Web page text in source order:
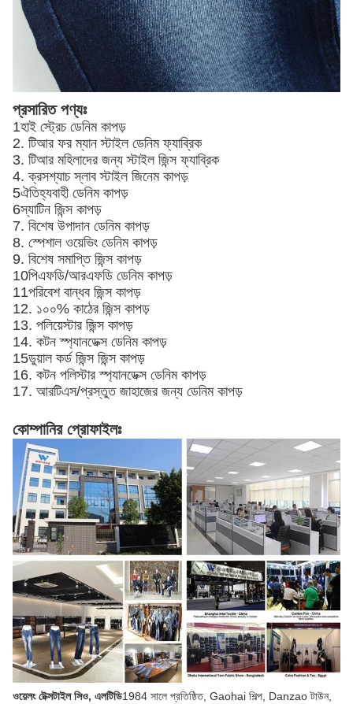
প্রসারিত পণ্যঃ
1হাই স্ট্রেচ ডেনিম কাপড়
2. টিআর ফর ম্যান স্টাইল ডেনিম ফ্যাব্রিক
3. টিআর মহিলাদের জন্য স্টাইল জিন্স ফ্যাব্রিক
4. ক্রসশ্যাচ স্লাব স্টাইল জিনেম কাপড়
5ঐতিহ্যবাহী ডেনিম কাপড়
6স্যাটিন জিন্স কাপড়
7. বিশেষ উপাদান ডেনিম কাপড়
8. স্পেশাল ওয়েভিং ডেনিম কাপড়
9. বিশেষ সমাপ্তি জিন্স কাপড়
10পিএফডি/আরএফডি ডেনিম কাপড়
11পরিবেশ বান্ধব জিন্স কাপড়
12. ১০০% কাঠের জিন্স কাপড়
13. পলিয়েস্টার জিন্স কাপড়
14. কটন স্প্যানডেক্স ডেনিম কাপড়
15ডুয়াল কর্ড জিন্স জিন্স কাপড়
16. কটন পলিস্টার স্প্যানডেক্স ডেনিম কাপড়
17. আরটিএস/প্রস্তুত জাহাজের জন্য ডেনিম কাপড়
কোম্পানির প্রোফাইলঃ
ওয়েলং টেক্সটাইল সিও, এলটিডি1984 সালে প্রতিষ্ঠিত, Gaohai শিল্প, Danzao টাউন,